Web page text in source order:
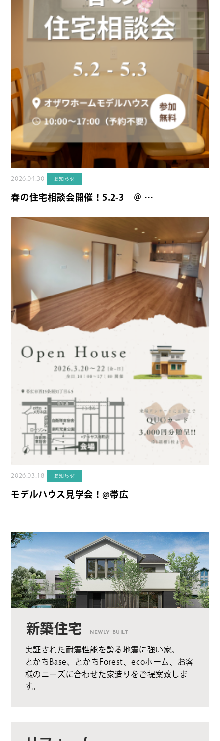
2026.04.30 お知らせ
春の住宅相談会開催！5.2-3 ＠ …
2026.03.18 お知らせ
モデルハウス見学会！@帯広
新築住宅 NEWLY BUILT
実証された耐震性能を誇る地震に強い家。
とかちBase、とかちForest、ecoホーム、お客
様のニーズに合わせた家造りをご提案致しま
す。